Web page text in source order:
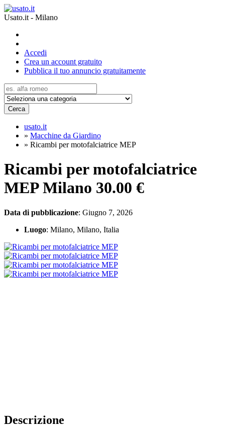
Usato.it - Milano
Accedi
Crea un account gratuito
Pubblica il tuo annuncio gratuitamente
Cerca
usato.it
» Macchine da Giardino
» Ricambi per motofalciatrice MEP
Ricambi per motofalciatrice
MEP Milano 30.00 €
Data di pubblicazione: Giugno 7, 2026
Luogo: Milano, Milano, Italia
Descrizione